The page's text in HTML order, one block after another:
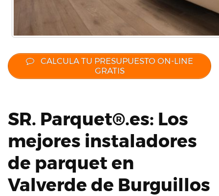
CALCULA TU PRESUPUESTO ON-LINE
GRATIS
SR. Parquet®.es: Los
mejores instaladores
de parquet en
Valverde de Burguillos